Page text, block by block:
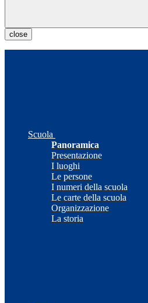
close
Scuola
Panoramica
Presentazione
I luoghi
Le persone
I numeri della scuola
Le carte della scuola
Organizzazione
La storia